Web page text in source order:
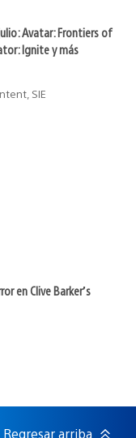
Avatar: Frontiers of
Ignite y más
SIE
en Clive Barker’s
Regresar arriba